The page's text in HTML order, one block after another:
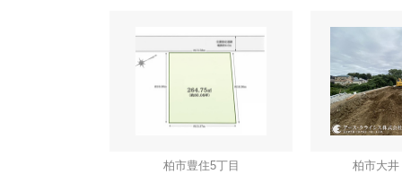
柏市豊住5丁目
柏市大